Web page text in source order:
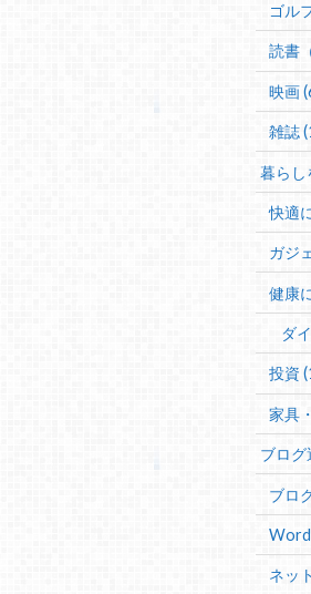
ゴル
読書
映画
雑誌
暮らし
快適
ガジ
健康
ダ
投資
家具
ブログ
ブロ
ネッ